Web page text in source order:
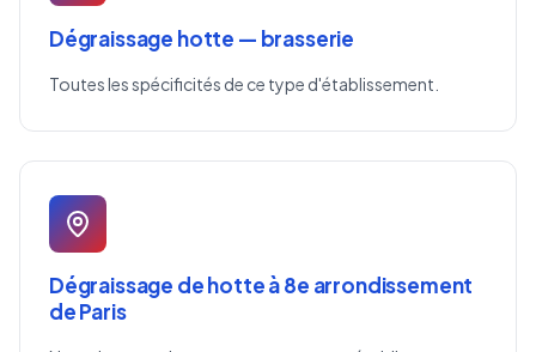
Dégraissage hotte — brasserie
Toutes les spécificités de ce type d'établissement.
Dégraissage de hotte à 8e arrondissement
de Paris